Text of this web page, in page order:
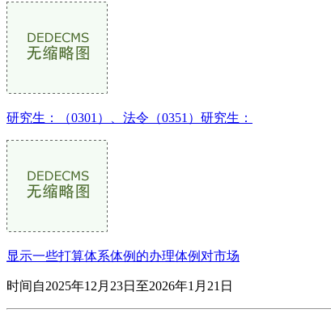
研究生：（0301）、法令（0351）研究生：
显示一些打算体系体例的办理体例对市场
时间自2025年12月23日至2026年1月21日